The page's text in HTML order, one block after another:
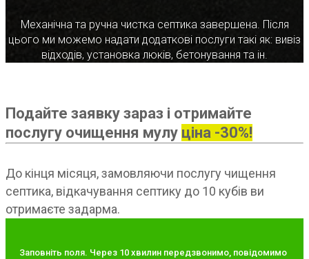
Механічна та ручна чистка септика завершена. Після
цього ми можемо надати додаткові послуги такі як: вивіз
відходів, установка люків, бетонування та ін.
Подайте заявку зараз і отримайте
послугу очищення мулу ціна -30%!
До кінця місяця, замовляючи послугу чищення
септика, відкачування септику до 10 кубів ви
отримаєте задарма.
Заповніть поля. Через 10 хвилин передзвонимо, повідомимо